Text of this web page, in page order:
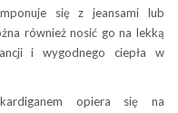
się z jeansami lub
również nosić go na lekką
i wygodnego ciepła w
opiera się na